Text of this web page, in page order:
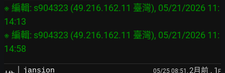
※ 編輯: s904323 (49.216.162.11 臺灣), 05/21/2026 11:
14:13
※ 編輯: s904323 (49.216.162.11 臺灣), 05/21/2026 11:
jansion 05/25 08:51, 2月前 , 1 F